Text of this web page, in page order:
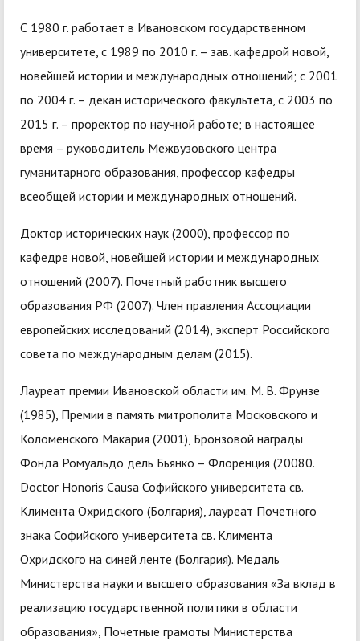
С 1980 г. работает в Ивановском государственном
университете, с 1989 по 2010 г. – зав. кафедрой новой,
новейшей истории и международных отношений; с 2001
по 2004 г. – декан исторического факультета, с 2003 по
2015 г. – проректор по научной работе; в настоящее
время – руководитель Межвузовского центра
гуманитарного образования, профессор кафедры
всеобщей истории и международных отношений.
Доктор исторических наук (2000), профессор по
кафедре новой, новейшей истории и международных
отношений (2007). Почетный работник высшего
образования РФ (2007). Член правления Ассоциации
европейских исследований (2014), эксперт Российского
совета по международным делам (2015).
Лауреат премии Ивановской области им. М. В. Фрунзе
(1985), Премии в память митрополита Московского и
Коломенского Макария (2001), Бронзовой награды
Фонда Ромуальдо дель Бьянко – Флоренция (20080.
Doctor Honoris Causa Софийского университета св.
Климента Охридского (Болгария), лауреат Почетного
знака Софийского университета св. Климента
Охридского на синей ленте (Болгария). Медаль
Министерства науки и высшего образования «За вклад в
реализацию государственной политики в области
образования», Почетные грамоты Министерства